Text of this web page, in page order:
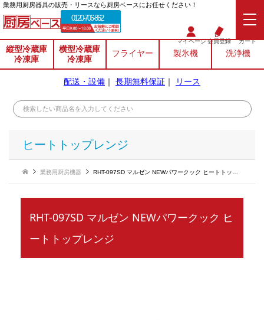
業務⽤厨房器具の販売・リースなら厨房ベースにお任せください！
0120-706-862
マイページ会員登録 カート
縦型冷蔵庫
冷凍庫
横型冷蔵庫
冷凍庫
フライヤー 製氷機 洗浄機
配送・設備 ｜ 長期無料保証 ｜ リース
ヒートトップレンジ
業務用厨房機器 RHT-097SD マルゼン NEWパワークック ヒートトップレンジ
RHT-097SD マルゼン NEWパワークック ヒ
ートトップレンジ